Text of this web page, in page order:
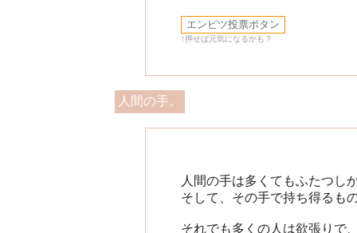
↑押せば元気になるかも？
人間の手。
人間の手は多くてもふたつし
そして、その手で持ち得るも
それでも多くの人は欲張りで